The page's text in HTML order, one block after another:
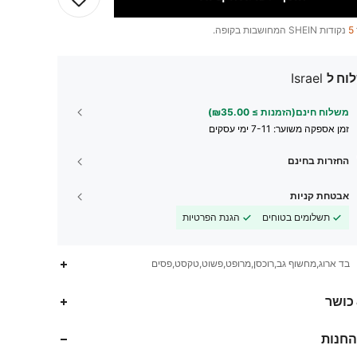
5 נקודות SHEIN המחושבות בקופה.
ל Israel
משלוח חינם(הזמנות ≥ ₪35.00)
זמן אספקה ​​משוער: 7-11 ימי עסקים
החזרות בחינם
אבטחת קניות
תשלומים בטוחים
הגנת הפרטיות
בד ארוג,מחשוף גב,רוכסן,מרופט,פשוט,טקסט,פסים
כושר
4.81